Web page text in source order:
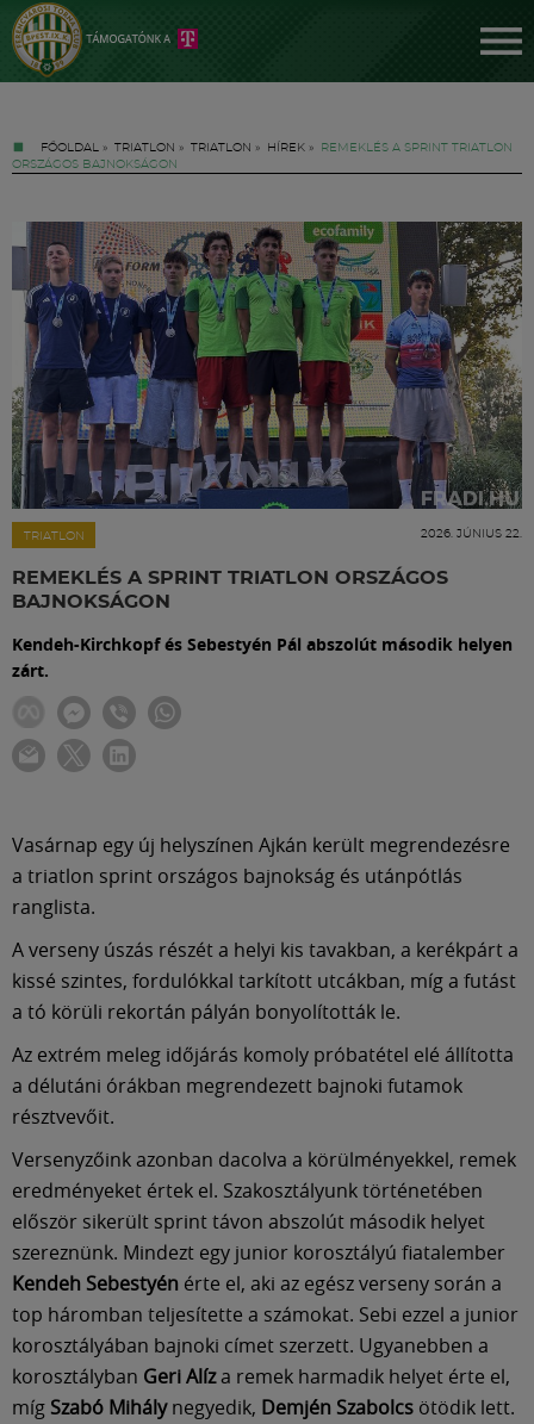
FŐOLDAL » TRIATLON » TRIATLON » HÍREK »
REMEKLÉS A SPRINT TRIATLON
ORSZÁGOS BAJNOKSÁGON
TRIATLON 2026. JÚNIUS 22.
REMEKLÉS A SPRINT TRIATLON ORSZÁGOS
BAJNOKSÁGON
Kendeh-Kirchkopf és Sebestyén Pál abszolút második helyen
zárt.
Vasárnap egy új helyszínen Ajkán került megrendezésre
a triatlon sprint országos bajnokság és utánpótlás
ranglista.
A verseny úszás részét a helyi kis tavakban, a kerékpárt a
kissé szintes, fordulókkal tarkított utcákban, míg a futást
a tó körüli rekortán pályán bonyolították le.
Az extrém meleg időjárás komoly próbatétel elé állította
a délutáni órákban megrendezett bajnoki futamok
résztvevőit.
Versenyzőink azonban dacolva a körülményekkel, remek
eredményeket értek el. Szakosztályunk történetében
először sikerült sprint távon abszolút második helyet
szereznünk. Mindezt egy junior korosztályú fiatalember
Kendeh Sebestyén érte el, aki az egész verseny során a
top háromban teljesítette a számokat. Sebi ezzel a junior
korosztályában bajnoki címet szerzett. Ugyanebben a
korosztályban Geri Alíza remek harmadik helyet érte el,
míg Szabó Mihálynegyedik, Demjén Szabolcs ötödik lett.
Jegyek
FM YouTube +
Hírek
Labdarúgás
Meccscenter
Klub
Szolgáltatások
Shop
Közösség
Múzeum